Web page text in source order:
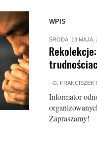
WPIS
ŚRODA, 13 MAJA,
- O. FRANCISZEK
Informator
Zapraszamy!